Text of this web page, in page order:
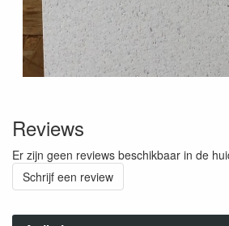
Reviews
Er zijn geen reviews beschikbaar in de
Schrijf een review